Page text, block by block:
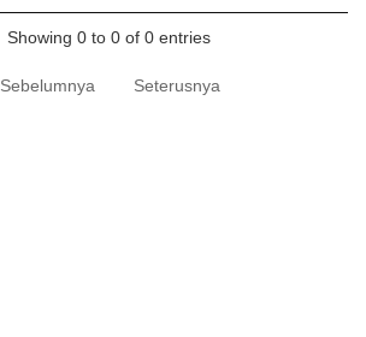
Showing 0 to 0 of 0 entries
Sebelumnya Seterusnya